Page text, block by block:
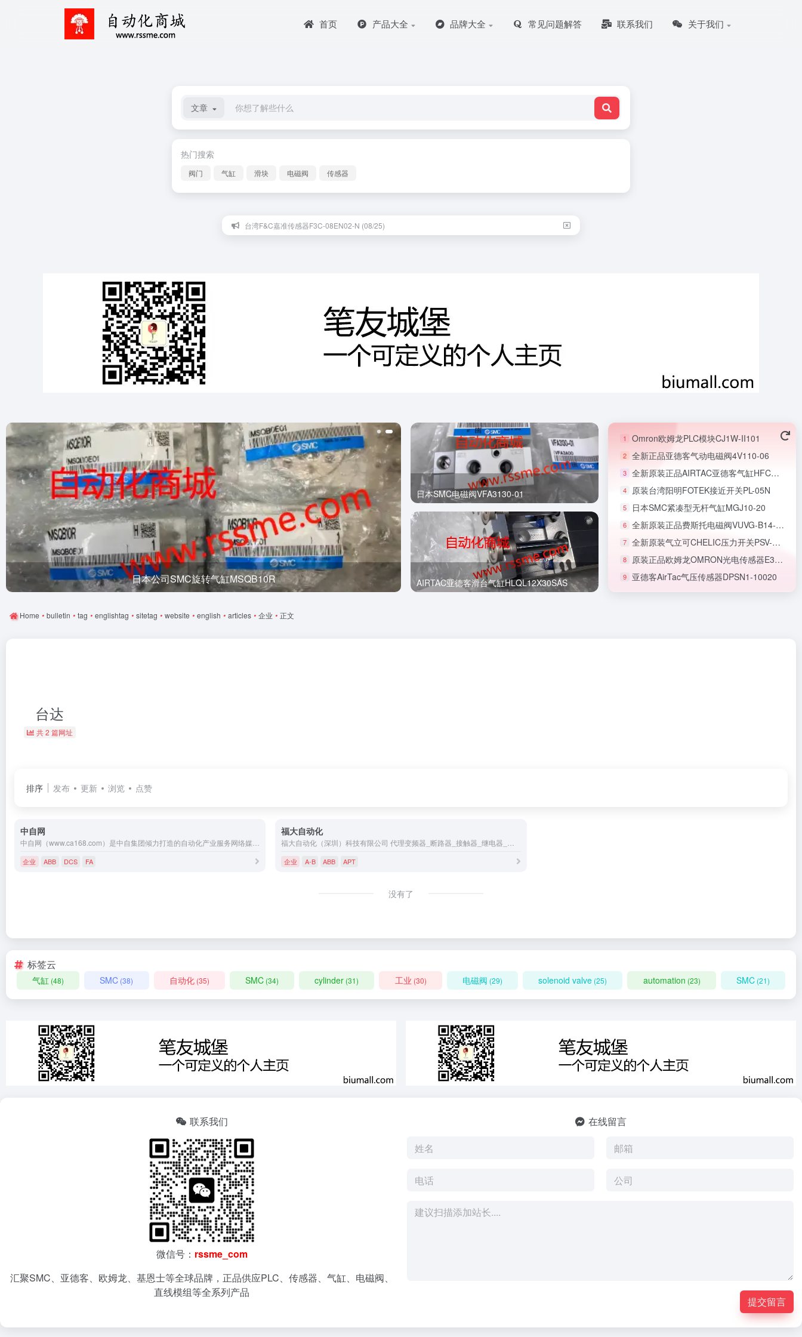
首页 产品大全 品牌大全 常见问题解答 联系我们 关于我们
文章
热门搜索
阀门 气缸 滑块 电磁阀 传感器
台湾F&C嘉准传感器F3C-08EN02-N (08/25)
日本公司SMC旋转气缸MSQB10R 全新正品SMC节流阀AS1201F-M5-06A
日本SMC电磁阀VFA3130-01
AIRTAC亚德客滑台气缸HLQL12X30SAS
1 Omron欧姆龙PLC模块CJ1W-II101
2 全新正品亚德客气动电磁阀4V110-06
3 全新原装正品AIRTAC亚德客气缸HFCY16
4 原装台湾阳明FOTEK接近开关PL-05N
5 日本SMC紧凑型无杆气缸MGJ10-20
6 全新原装正品费斯托电磁阀VUVG-B14-B52-ZT-F-1T1L
7 全新原装气立可CHELIC压力开关PSV-40-02-PT
8 原装正品欧姆龙OMRON光电传感器E3T-FL22
9 亚德客AirTac气压传感器DPSN1-10020
Home • bulletin • tag • englishtag • sitetag • website • english • articles • 企业 • 正文
台达
共 2 篇网址
排序 发布 更新 浏览 点赞
中自网
企业 ABB DCS FA
福大自动化
企业 A-B ABB APT
没有了
标签云
气缸 (48) SMC (38) 自动化(35) SMC (34) cylinder (31) 工业 (30) 电磁阀 (29) solenoid valve (25) automation (23) SMC(21)
联系我们
微信号： rssme_com
汇聚SMC、亚德客、欧姆龙、基恩士等全球品牌，正品供应PLC、传感器、气缸、电磁阀、
直线模组等全系列产品
在线留言
提交留言